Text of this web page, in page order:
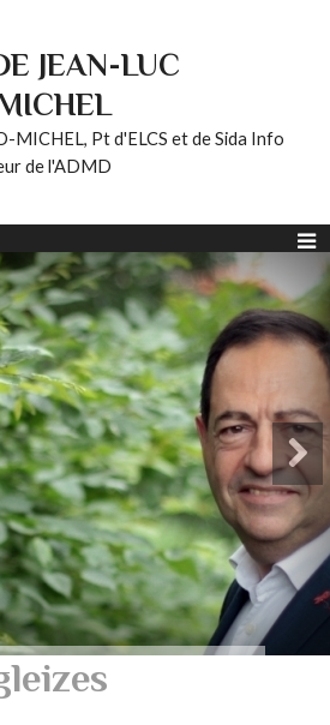
JEAN-LUC
MICHEL, Pt d'ELCS et de Sida Info
de l'ADMD